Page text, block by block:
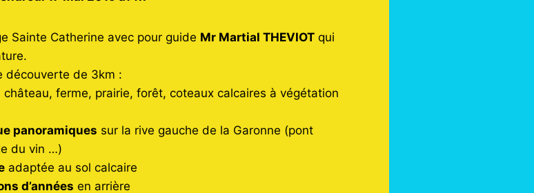
Sainte Catherine avec pour guide Mr Martial THEVIOT qui
découverte de 3km :
château, ferme, prairie, forêt, coteaux calcaires à végétation
panoramiques sur la rive gauche de la Garonne (pont
du vin …)
adaptée au sol calcaire
d’années en arrière